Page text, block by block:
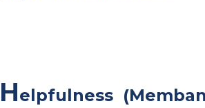
H​elpfulness